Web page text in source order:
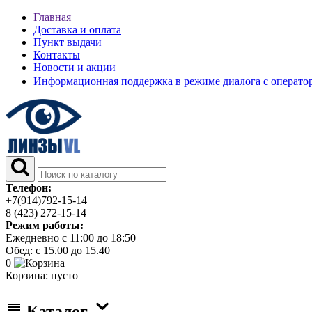
Главная
Доставка и оплата
Пункт выдачи
Контакты
Новости и акции
Информационная поддержка в режиме диалога с
Телефон:
+7(914)792-15-14
8 (423) 272-15-14
Режим работы:
Ежедневно с 11:00 до 18:50
Обед: с 15.00 до 15.40
0
Корзина: пусто